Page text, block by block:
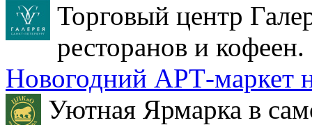
Торговый центр
ресторанов и кофеен.
Новогодний АРТ-маркет
Уютная Ярмарка в